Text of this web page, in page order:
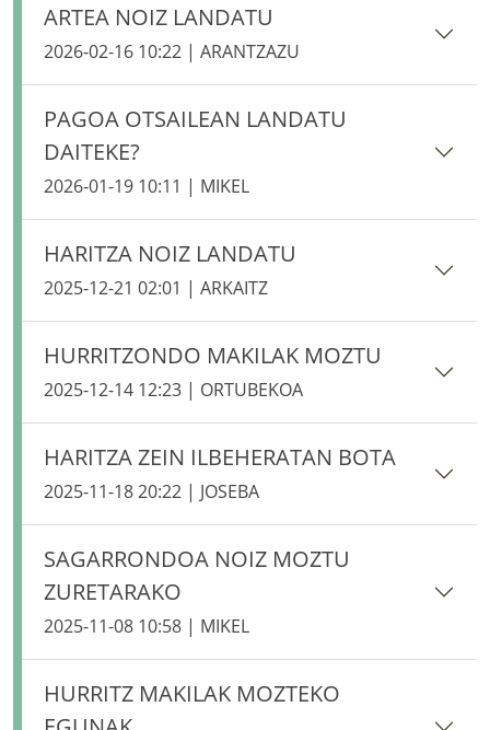
ARTEA NOIZ LANDATU
2026-02-16 10:22 | ARANTZAZU
PAGOA OTSAILEAN LANDATU
DAITEKE?
2026-01-19 10:11 | MIKEL
HARITZA NOIZ LANDATU
2025-12-21 02:01 | ARKAITZ
HURRITZONDO MAKILAK MOZTU
2025-12-14 12:23 | ORTUBEKOA
HARITZA ZEIN ILBEHERATAN BOTA
2025-11-18 20:22 | JOSEBA
SAGARRONDOA NOIZ MOZTU
ZURETARAKO
2025-11-08 10:58 | MIKEL
HURRITZ MAKILAK MOZTEKO